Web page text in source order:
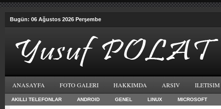
Bugün: 06 Ağustos 2026 Perşembe
ANASAYFA FOTO GALERI HAKKIMDA ARSIV ILETISIM
AKILLI TELEFONLAR ANDROID GENEL LINUX MICROSOFT